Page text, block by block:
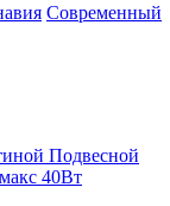
Современный
Подвесной
40Вт